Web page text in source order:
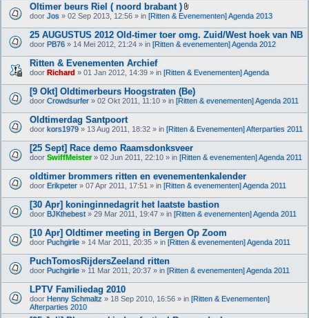
Oltimer beurs Riel ( noord brabant )
B
j
l
a
g
(
)
door Jos » 02 Sep 2013, 12:56 » in [Ritten & Evenementen] Agenda 2013
25 AUGUSTUS 2012 Old-timer toer omg. Zuid/West hoek van NB
door PB76 » 14 Mei 2012, 21:24 » in [Ritten & evenementen] Agenda 2012
Ritten & Evenementen Archief
door Richard » 01 Jan 2012, 14:39 » in [Ritten & Evenementen] Agenda
[9 Okt] Oldtimerbeurs Hoogstraten (Be)
door Crowdsurfer » 02 Okt 2011, 11:10 » in [Ritten & evenementen] Agenda 2011
Oldtimerdag Santpoort
door kors1979 » 13 Aug 2011, 18:32 » in [Ritten & Evenementen] Afterparties 2011
[25 Sept] Race demo Raamsdonksveer
door SwiffMeister» 02 Jun 2011, 22:10 » in [Ritten & evenementen] Agenda 2011
oldtimer brommers ritten en evenementenkalender
door Erikpeter » 07 Apr 2011, 17:51 » in [Ritten & evenementen] Agenda 2011
[30 Apr] koninginnedagrit het laatste bastion
door BJKthebest » 29 Mar 2011, 19:47 » in [Ritten & evenementen] Agenda 2011
[10 Apr] Oldtimer meeting in Bergen Op Zoom
door Puchgirlie » 14 Mar 2011, 20:35 » in [Ritten & evenementen] Agenda 2011
PuchTomosRijdersZeeland ritten
door Puchgirlie » 11 Mar 2011, 20:37 » in [Ritten & evenementen] Agenda 2011
LPTV Familiedag 2010
door Henny Schmaltz » 18 Sep 2010, 16:56 » in [Ritten & Evenementen]
Afterparties 2010